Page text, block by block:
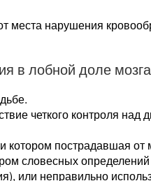
места нарушения
в лобной доле мозга
четкого контроля
котором пострадавшая
словесных
или неправильно